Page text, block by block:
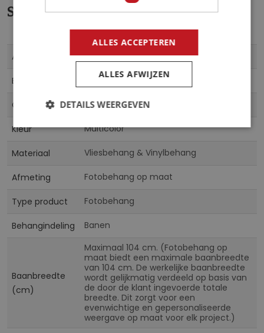
Specificaties
informatie
Artikelnummer 177
EAN 5903011066575
Collectie CN
Kleur Multicolor
Materiaal Vliesbehang & Vinylbehang
Afmeting Fotobehang op maat
Type product Fotobehang
Behangindeling Banen
Baanbreedte
(cm)
Maximaal 104 cm. (Fotobehang op
maat biedt een maximale baanbreedte
van 104 cm. De werkelijke baanbreedte
wordt gelijkmatig verdeeld op basis van
de door de klant ingevoerde totale
breedte. Dit zorgt voor een
evenwichtige en gepersonaliseerde
weergave op maat voor elk project.)
ALLES ACCEPTEREN
ALLES AFWIJZEN
DETAILS WEERGEVEN